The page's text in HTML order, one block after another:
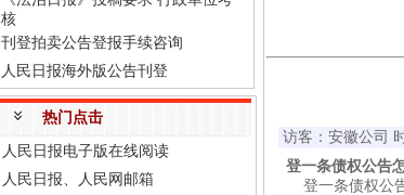
核
刊登拍卖公告登报手续咨询
人民日报海外版公告刊登
热门点击
人民日报电子版在线阅读
人民日报、人民网邮箱
访客：安徽公司
登一条债权公告
登一条债权公